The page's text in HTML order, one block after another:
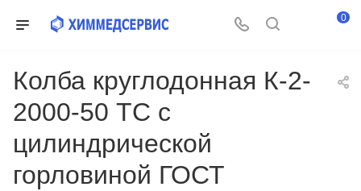
0
Колба круглодонная К-2-
2000-50 ТС с
цилиндрической
горловиной ГОСТ